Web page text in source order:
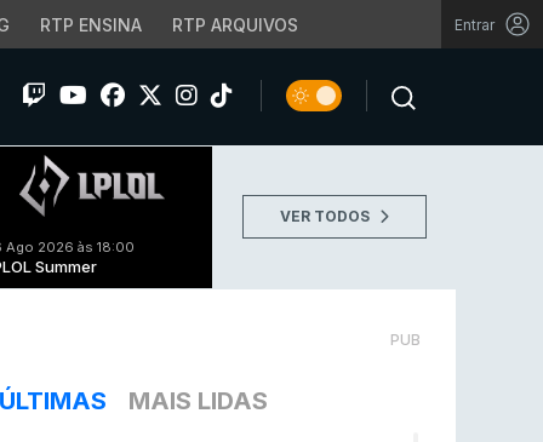
RTP ENSINA RTP ARQUIVOS Entrar
Ago 2026 às 18:00
Summer
VER TODOS
PUB
ÚLTIMAS MAIS LIDAS